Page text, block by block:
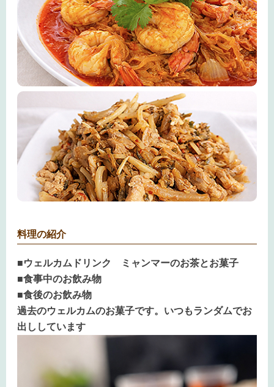
料理の紹介
■ウェルカムドリンク ミャンマーのお茶とお菓子
■食事中のお飲み物
■食後のお飲み物
過去のウェルカムのお菓子です。いつもランダムでお
出ししています